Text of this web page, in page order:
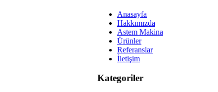
Anasayfa
Hakkımızda
Astem Makina
Ürünler
Referanslar
İletişim
Kategoriler